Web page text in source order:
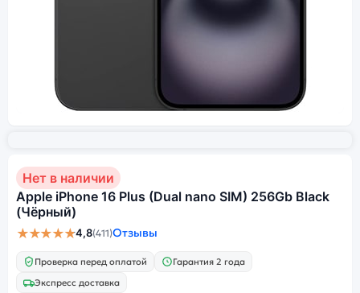
Нет в наличии
Apple iPhone 16 Plus (Dual nano SIM) 256Gb Black
(Чёрный)
★★★★★4,8(411)Отзывы
Проверка перед оплатой
Гарантия 2 года
Экспресс доставка